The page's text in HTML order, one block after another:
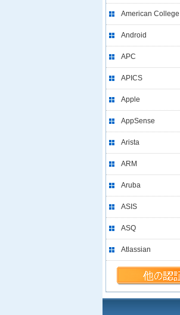
American College
Android
APC
APICS
Apple
AppSense
Arista
ARM
Aruba
ASIS
ASQ
Atlassian